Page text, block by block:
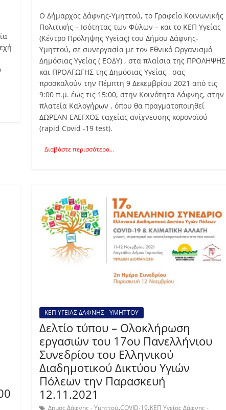
O Δήμαρχος Δάφνης-Υμηττού, το Γραφείο Κοινωνικής
Πολιτικής – Ισότητας των Φύλων – και το ΚΕΠ Υγείας
(Κέντρο Πρόληψης Υγείας) του Δήμου Δάφνης-
Υμηττού, σε συνεργασία με τον Εθνικό Οργανισμό
Δημόσιας Υγείας ( ΕΟΔΥ) , στα πλαίσια της ΠΡΟΛΗΨΗΣ
και ΠΡΟΑΓΩΓΗΣ της Δημόσιας Υγείας , σας
προσκαλούν την Πέμπτη 9 Δεκεμβρίου 2021 από τις
9:00 π.μ. έως τις 15:00, στην Κοινότητα Δάφνης, στην
πλατεία Καλογήρων , όπου θα πραγματοποιηθεί
ΔΩΡΕΑΝ ΕΛΕΓΧΟΣ ταχείας ανίχνευσης κορονοϊού
(rapid Covid -19 test).
Διαβάστε περισσότερα...
ΚΕΠ ΥΓΕΙΑΣ ΔΑΦΝΗΣ - ΥΜΗΤΤΟΥ
Δελτίο τύπου – Ολοκλήρωση
εργασιών του 17ου Πανελλήνιου
Συνεδρίου του Ελληνικού
Διαδημοτικού Δικτύου Υγιών
Πόλεων την Παρασκευή
12.11.2021
Δήμος Δάφνης - Υμηττού,COVID-19,ΚΕΠ Υγείας Δάφνης -